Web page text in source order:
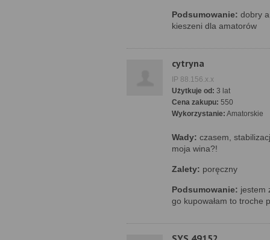
Podsumowanie: dobry
kieszeni dla amatorów
cytryna
IP 88.156.x.x
Użytkuje od: 3 lat
Cena zakupu: 550
Wykorzystanie: Amatorskie
Wady: czasem,
moja wina?!
Zalety: poręczny
Podsumowanie: jestem
go kupowałam to troche